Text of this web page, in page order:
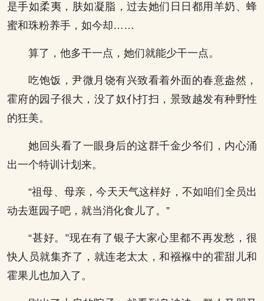
是手如柔夷，肤如凝脂，过去她们日日都用羊奶、蜂
蜜和珠粉养手，如今却……
算了，他多干一点，她们就能少干一点。
吃饱饭，尹微月饶有兴致看着外面的春意盎然，
霍府的园子很大，没了奴仆打扫，景致越发有种野性
的狂美。
她回头看了一眼身后的这群千金少爷们，内心涌
出一个特训计划来。
“祖母、母亲，今天天气这样好，不如咱们全员出
动去逛园子吧，就当消化食儿了。”
“甚好。”现在有了银子大家心里都不再发愁，很
快人员就集齐了，就连老太太，和襁褓中的霍甜儿和
霍果儿也加入了。